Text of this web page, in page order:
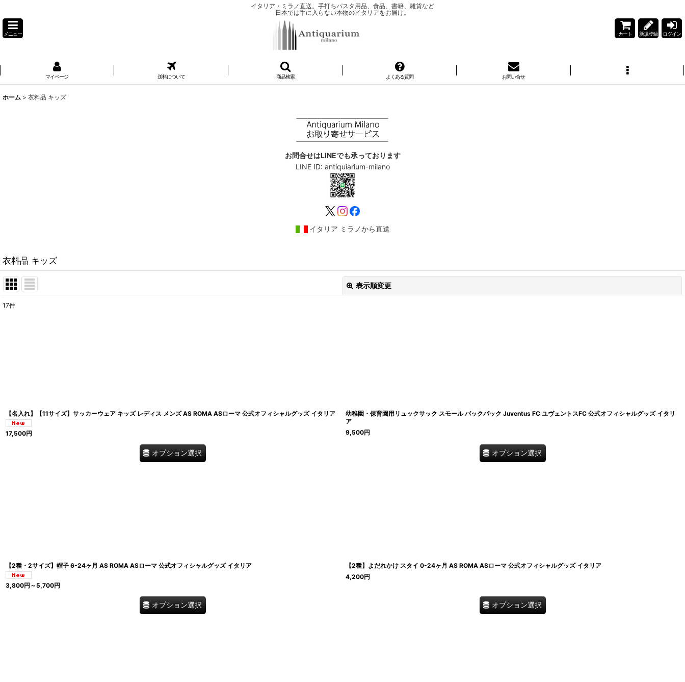
イタリア・ミラノ直送。手打ちパスタ用品、食品、書籍、雑貨など
日本では手に入らない本物のイタリアをお届け。
メニュー カート 新規登録 ログイン
マイページ 送料について 商品検索 よくある質問 お問い合せ
ホーム > 衣料品 キッズ
お問合せはLINEでも承っております
LINE ID: antiquiarium-milano
イタリア ミラノから直送
衣料品 キッズ
表示順変更
17件
【名入れ】【11サイズ】サッカーウェア キッズ レディス メンズ AS ROMA ASローマ 公式オフィシャルグッズ イタリア
17,500円
オプション選択
幼稚園・保育園用リュックサック スモール バックパック Juventus FC ユヴェントスFC 公式オフィシャルグッズ イタリ
ア
9,500円
オプション選択
【2種・2サイズ】帽子 6-24ヶ月 AS ROMA ASローマ 公式オフィシャルグッズ イタリア
3,800円 ～5,700円
オプション選択
【2種】よだれかけ スタイ 0-24ヶ月 AS ROMA ASローマ 公式オフィシャルグッズ イタリア
4,200円
オプション選択